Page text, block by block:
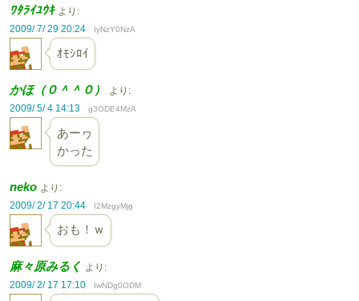
ﾜﾀﾗｲﾕｳｷ より:
2009/ 7/ 29 20:24
IyNzY0NzA
ｵﾓｼﾛｲ
かほ（０＾＾０）
より:
2009/ 5/ 4 14:13
g3ODE4MzA
あーヮ
かった
neko より:
2009/ 2/ 17 20:44
I2MzgyMjg
おも！ｗ
麻々原みるく より:
2009/ 2/ 17 17:10
IwNDg0ODM